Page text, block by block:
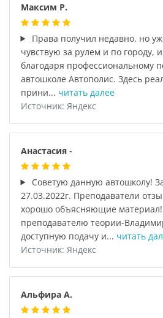
Максим Р.
Права получил недавно, но
чувствую за рулем и по городу,
благодаря профессиональному
автошколе Автополис. Здесь
прини... читать далее
Источник: Яндекс
Анастасия -
Советую данную автошколу!
27.03.2022г. Преподаватели
хорошо объясняющие
преподавателю теории-
доступную подачу и... читать
Источник: Яндекс
Альфира А.